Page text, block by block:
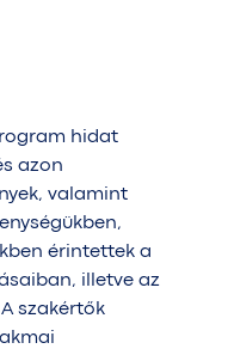
hidat
azon
valamint
érintettek a
illetve az
szakértők